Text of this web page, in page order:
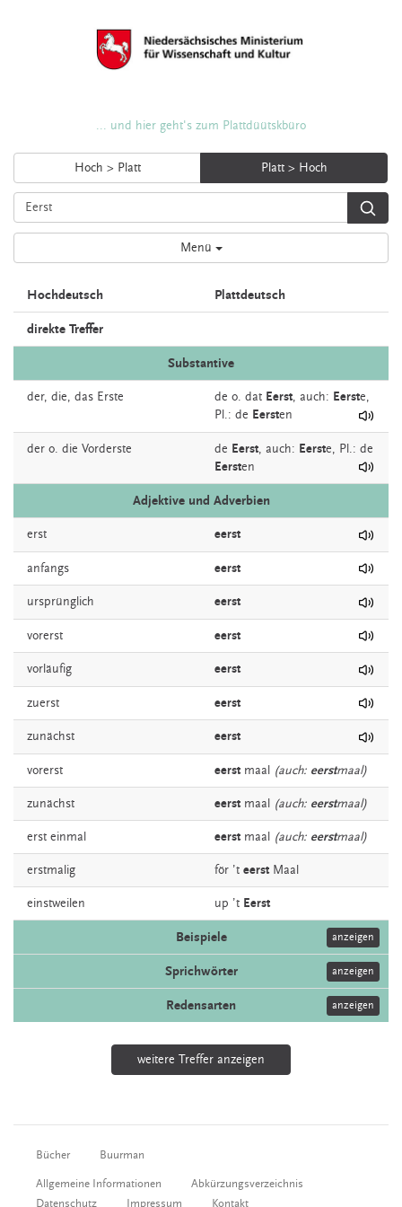
... und hier geht's zum Plattdüütskbüro
Hoch > Platt Platt > Hoch
Menü
Hochdeutsch Plattdeutsch
direkte Treffer
Substantive
der, die, das Erste de o. dat Eerst, auch: Eerste,
Pl.: de Eersten
der o. die Vorderste de Eerst, auch: Eerste, Pl.: de
Eersten
Adjektive und Adverbien
erst eerst
anfangs eerst
ursprünglich eerst
vorerst eerst
vorläufig eerst
zuerst eerst
zunächst eerst
vorerst eerstmaal (auch: eerstmaal)
zunächst eerstmaal (auch: eerstmaal)
erst einmal eerstmaal (auch: eerstmaal)
erstmalig för ’t eerst Maal
einstweilen up ’t Eerst
Beispiele anzeigen
Sprichwörter anzeigen
Redensarten anzeigen
weitere Treffer anzeigen
Bücher Buurman
Allgemeine Informationen
Abkürzungsverzeichnis
Datenschutz
Impressum Kontakt